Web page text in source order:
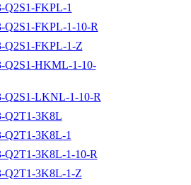
Q2S1-FKPL-1
Q2S1-FKPL-1-10-R
Q2S1-FKPL-1-Z
Q2S1-HKML-1-10-
Q2S1-LKNL-1-10-R
Q2T1-3K8L
Q2T1-3K8L-1
Q2T1-3K8L-1-10-R
Q2T1-3K8L-1-Z